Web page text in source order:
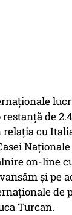
de
cu
on-line
și pe
de
Turcan.